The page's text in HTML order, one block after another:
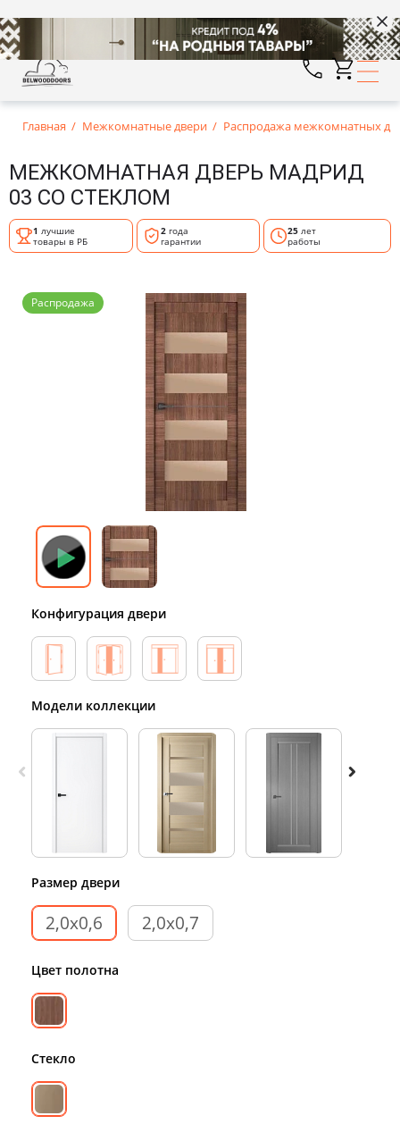
Главная Межкомнатные двери Распродажа межкомнатных
МЕЖКОМНАТНАЯ ДВЕРЬ МАДРИД
03 СО СТЕКЛОМ
1 лучшие
товары в РБ
2года
гарантии
25 лет
работы
Распродажа
Конфигурация двери
Модели коллекции
Размер двери
2,0х0,6 2,0х0,7
Цвет полотна
Стекло